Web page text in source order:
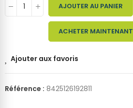
AJOUTER AU PANIER
ACHETER MAINTENANT
Ajouter aux favoris
Référence : 8425126192811